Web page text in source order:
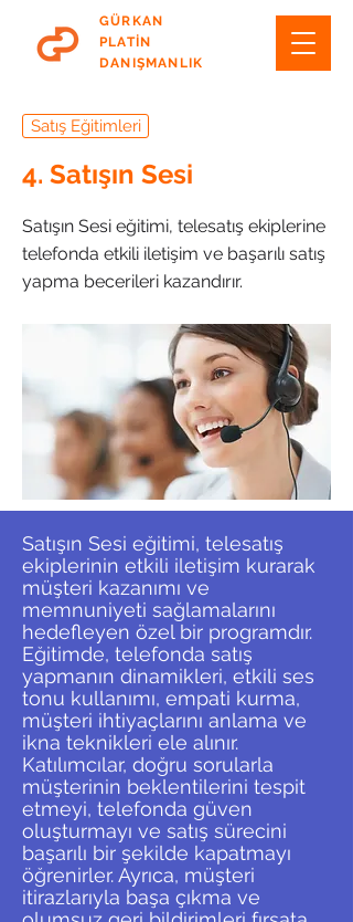
GÜRKAN
PLATİN
DANIŞMANLIK
Satış Eğitimleri
4. Satışın Sesi
Satışın Sesi eğitimi, telesatış ekiplerine
telefonda etkili iletişim ve başarılı satış
yapma becerileri kazandırır.
Satışın Sesi eğitimi, telesatış
ekiplerinin etkili iletişim kurarak
müşteri kazanımı ve
memnuniyeti sağlamalarını
hedefleyen özel bir programdır.
Eğitimde, telefonda satış
yapmanın dinamikleri, etkili ses
tonu kullanımı, empati kurma,
müşteri ihtiyaçlarını anlama ve
ikna teknikleri ele alınır.
Katılımcılar, doğru sorularla
müşterinin beklentilerini tespit
etmeyi, telefonda güven
oluşturmayı ve satış sürecini
başarılı bir şekilde kapatmayı
öğrenirler. Ayrıca, müşteri
itirazlarıyla başa çıkma ve